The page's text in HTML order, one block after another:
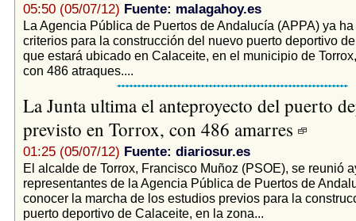
05:50 (05/07/12) Fuente: malagahoy.es
La Agencia Pública de Puertos de Andalucía (APPA) ya
criterios para la construcción del nuevo puerto deportivo
que estará ubicado en Calaceite, en el municipio de
con 486 atraques....
La Junta ultima el anteproyecto del puerto
previsto en Torrox, con 486 amarres
01:25 (05/07/12) Fuente: diariosur.es
El alcalde de Torrox, Francisco Muñoz (PSOE), se reunió
representantes de la Agencia Pública de Puertos de
conocer la marcha de los estudios previos para la
puerto deportivo de Calaceite, en la zona...